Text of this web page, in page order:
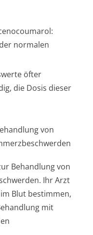
normalen
öfter
die Dosis dieser
von
Behandlung von
Ihr Arzt
Blut bestimmen,
mit